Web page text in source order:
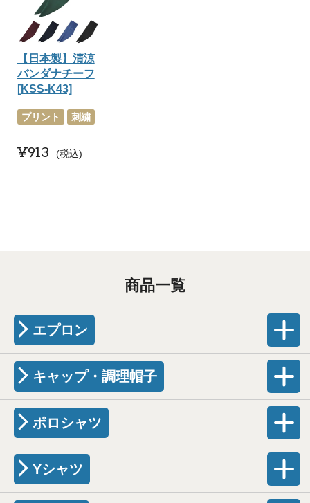
【日本製】清涼
バンダナチーフ
[KSS-K43]
プリント 刺繍
¥913 税込
商品一覧
エプロン
キャップ・調理帽子
ポロシャツ
Yシャツ